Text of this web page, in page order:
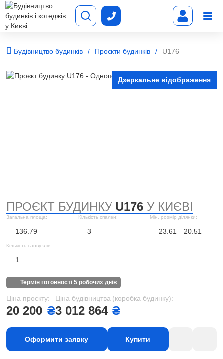
Будівництво будинків Проєкти будинків U176
Дзеркальне відображення
ПРОЄКТ БУДИНКУ U176 У КИЄВІ
Загальна площа:
136.79
Кількість спален:
3
Мін. розмір ділянки:
23.61 20.51
Кількість санвузлів:
1
термін готовності 5 робочих днів
Ціна проєкту:
20 200 ₴
Ціна будівництва (коробка будинку):
3 012 864 ₴
Оформити заявку Купити